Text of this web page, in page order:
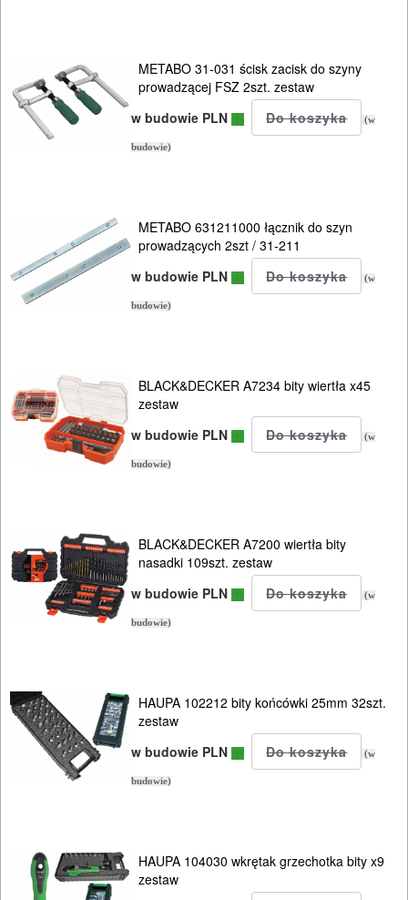
Do
wielofunkcyjnych
Do
wiertnic
magnet.
Do
wyrzynarek
Przewody
MAGAZYNOWANIE
I
TRANSPORTOWANIE
BUDOWLANE
I
ELEKTRY..
MASZYNKI
URZĄDZENIA
METABO 31-031 ścisk zacisk do szyny
prowadzącej FSZ 2szt. zestaw
w budowie PLN
(w
budowie)
METABO 631211000 łącznik do szyn
prowadzących 2szt / 31-211
w budowie PLN
(w
budowie)
BLACK&DECKER A7234 bity wiertła x45
zestaw
w budowie PLN
(w
budowie)
BLACK&DECKER A7200 wiertła bity
nasadki 109szt. zestaw
w budowie PLN
(w
budowie)
HAUPA 102212 bity końcówki 25mm 32szt.
zestaw
w budowie PLN
(w
budowie)
HAUPA 104030 wkrętak grzechotka bity x9
zestaw